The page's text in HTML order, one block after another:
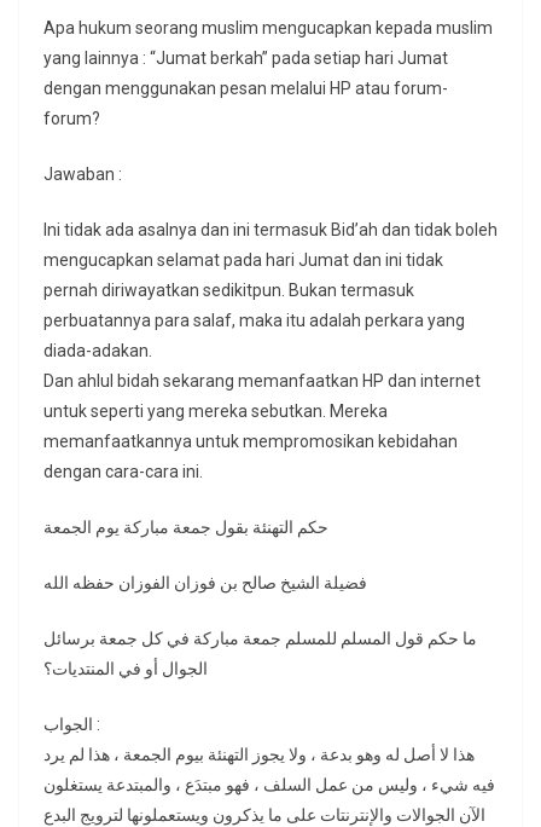
Apa hukum seorang muslim mengucapkan kepada muslim
yang lainnya : “Jumat berkah” pada setiap hari Jumat
dengan menggunakan pesan melalui HP atau forum-
forum?
Jawaban :
Ini tidak ada asalnya dan ini termasuk Bid’ah dan tidak boleh
mengucapkan selamat pada hari Jumat dan ini tidak
pernah diriwayatkan sedikitpun. Bukan termasuk
perbuatannya para salaf, maka itu adalah perkara yang
diada-adakan.
Dan ahlul bidah sekarang memanfaatkan HP dan internet
untuk seperti yang mereka sebutkan. Mereka
memanfaatkannya untuk mempromosikan kebidahan
dengan cara-cara ini.
حكم التهنئة بقول جمعة مباركة يوم الجمعة
فضيلة الشيخ صالح بن فوزان الفوزان حفظه الله
ما حكم قول المسلم للمسلم جمعة مباركة في كل جمعة برسائل
الجوال أو في المنتديات؟
الجواب :
هذا لا أصل له وهو بدعة ، ولا يجوز التهنئة بيوم الجمعة ، هذا لم يرد
فيه شيء ، وليس من عمل السلف ، فهو مبتدَع ، والمبتدعة يستغلون
الآن الجوالات والإنترنتات على ما يذكرون ويستعملونها لترويج البدع